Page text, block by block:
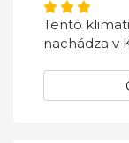
Tento
nachádza v